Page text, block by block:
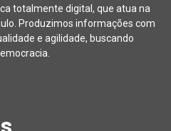
totalmente digital, que atua na
Produzimos informações com
e agilidade, buscando